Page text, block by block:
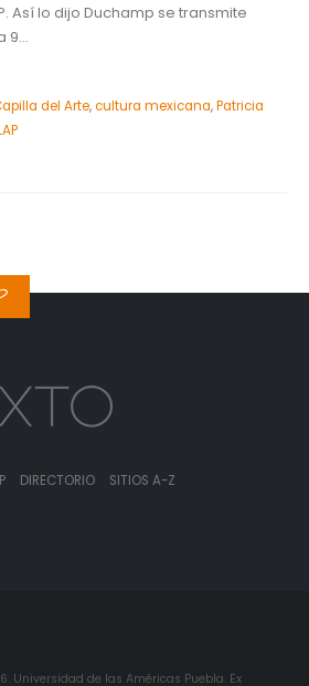
Así lo dijo Duchamp se transmite
9...
del Arte,cultura mexicana,Patricia
DIRECTORIO SITIOS A-Z
Universidad de las Américas Puebla. Ex